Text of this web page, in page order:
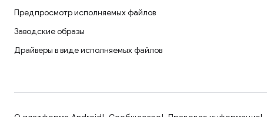
Предпросмотр исполняемых файлов
Заводские образы
Драйверы в виде исполняемых файлов